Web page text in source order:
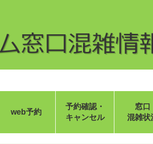
web予約
予約確認・
キャンセル
窓口
混雑状